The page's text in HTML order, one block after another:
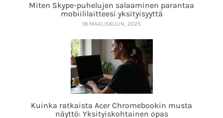
Miten Skype-puhelujen salaaminen parantaa
mobiililaitteesi yksityisyyttä
18 MAALISKUUN, 2025
Kuinka ratkaista Acer Chromebookin musta
näyttö: Yksityiskohtainen opas